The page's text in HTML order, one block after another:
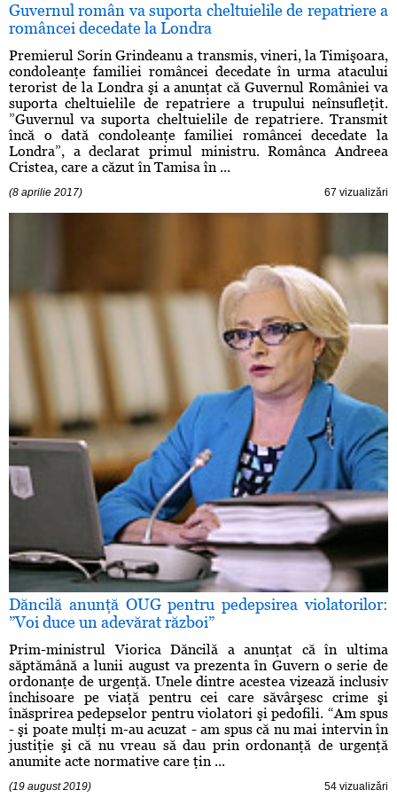
Guvernul român va suporta cheltuielile de repatriere a
româncei decedate la Londra
Premierul Sorin Grindeanu a transmis, vineri, la Timişoara,
condoleanţe familiei româncei decedate în urma atacului
terorist de la Londra şi a anunţat că Guvernul României va
suporta cheltuielile de repatriere a trupului neînsufleţit.
”Guvernul va suporta cheltuielile de repatriere. Transmit
încă o dată condoleanţe familiei româncei decedate la
Londra”, a declarat primul ministru. Românca Andreea
Cristea, care a căzut în Tamisa în ...
(8 aprilie 2017) 67 vizualizări
Dăncilă anunţă OUG pentru pedepsirea violatorilor:
”Voi duce un adevărat război”
Prim-ministrul Viorica Dăncilă a anunţat că în ultima
săptămână a lunii august va prezenta în Guvern o serie de
ordonanţe de urgenţă. Unele dintre acestea vizează inclusiv
închisoare pe viaţă pentru cei care săvârşesc crime şi
înăsprirea pedepselor pentru violatori şi pedofili. “Am spus
- şi poate mulţi m-au acuzat - am spus că nu mai intervin în
justiţie şi că nu vreau să dau prin ordonanţă de urgenţă
anumite acte normative care ţin ...
(19 august 2019) 54 vizualizări